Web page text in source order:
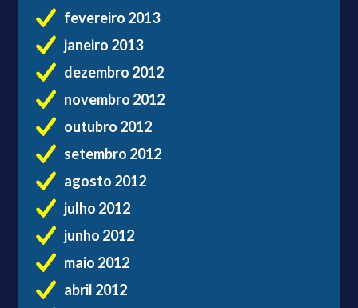
fevereiro 2013
janeiro 2013
dezembro 2012
novembro 2012
outubro 2012
setembro 2012
agosto 2012
julho 2012
junho 2012
maio 2012
abril 2012